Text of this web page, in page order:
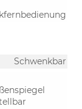
Schwenkbar